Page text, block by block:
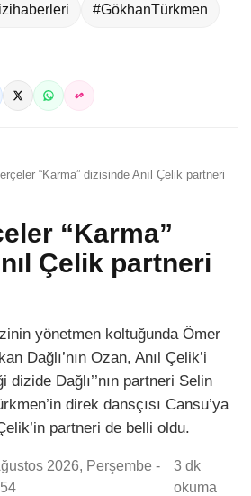
#GökhanTürkmen
“Karma” dizisinde Anıl Çelik partneri
“Karma”
Çelik partneri
yönetmen koltuğunda Ömer
Dağlı’nın Ozan, Anıl Çelik’i
dizide Dağlı’’nın partneri Selin
direk dansçısı Cansu’ya
partneri de belli oldu.
2026, Perşembe -
3 dk
okuma